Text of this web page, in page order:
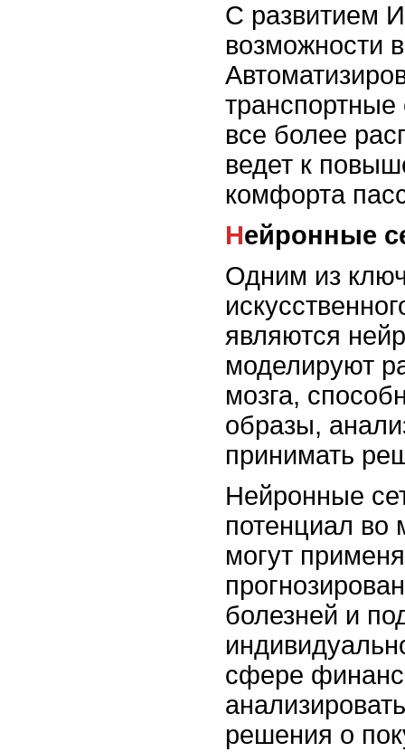
С развитием
возможности
транспортные
все более
ведет к
комфорта
Нейронные
Одним из
являются
моделируют
мозга,
образы,
принимать
Нейронные
потенциал во
могут
болезней и
сфере
решения о